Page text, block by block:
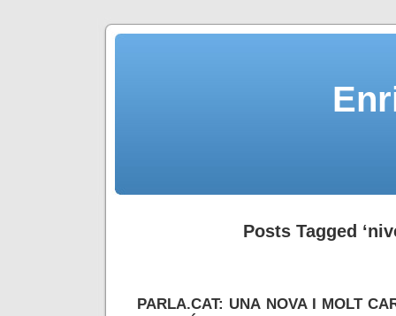
Posts Tagged
PARLA.CAT: UNA NOVA I MOLT